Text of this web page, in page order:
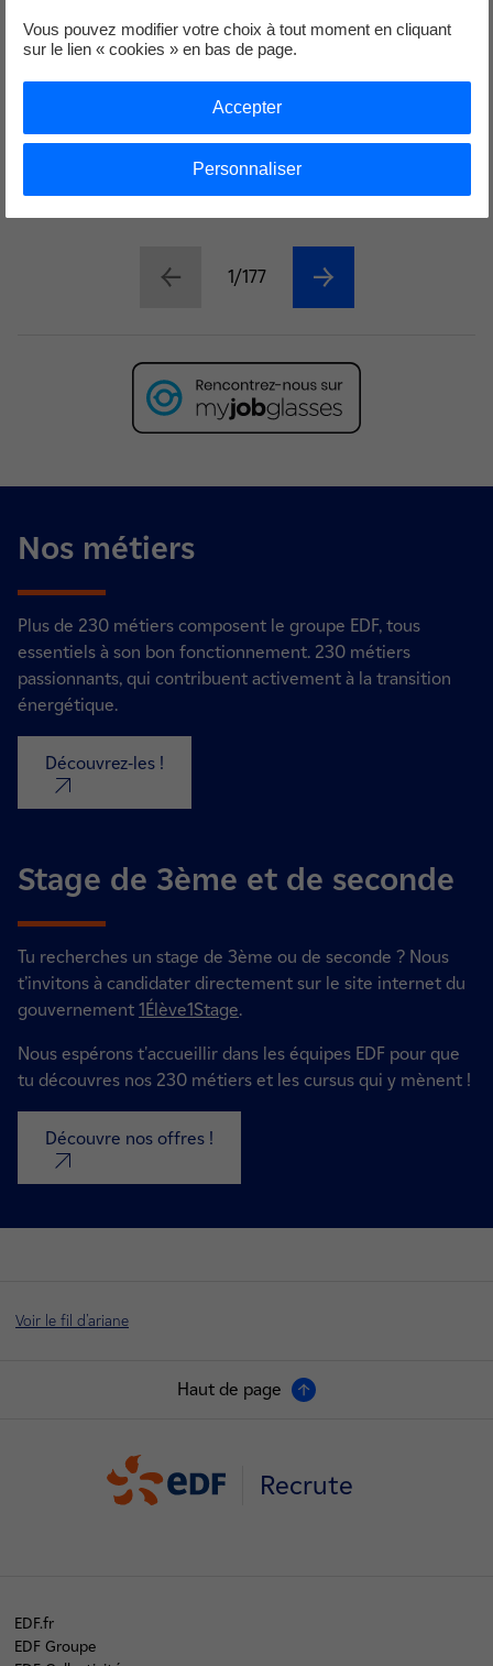
ELECTROTECHNICIEN F/H
Lieu :BERNAY
1/177
Nos métiers
Plus de 230 métiers composent le groupe EDF, tous
essentiels à son bon fonctionnement. 230 métiers
passionnants, qui contribuent activement à la transition
énergétique.
Découvrez-les !
nouvel onglet
Stage de 3ème et de seconde
Tu recherches un stage de 3ème ou de seconde ? Nous
t’invitons à candidater directement sur le site internet du
gouvernement 1Élève1Stage.
Nous espérons t'accueillir dans les équipes EDF pour que
tu découvres nos 230 métiers et les cursus qui y mènent !
Découvre nos offres !
nouvel onglet
Voir le fil d'ariane
Haut de page
Recrute
EDF.fr
EDF Groupe
Vous pouvez modifier votre choix à tout moment en cliquant
sur le lien « cookies » en bas de page.
Personnaliser
Accepter